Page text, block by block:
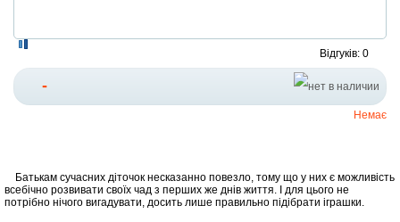
Відгуків: 0
-
Немає
Батькам сучасних діточок несказанно повезло, тому що у них є можливість
всебічно розвивати своїх чад з перших же днів життя. І для цього не
потрібно нічого вигадувати, досить лише правильно підібрати іграшки.